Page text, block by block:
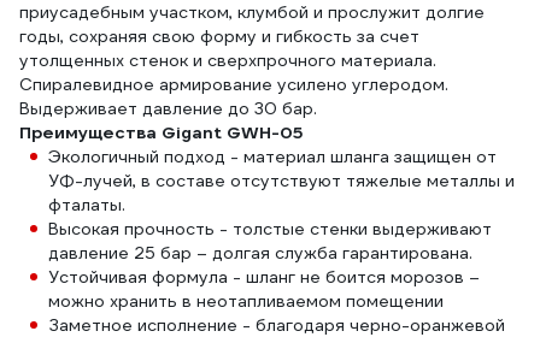
приусадебным участком, клумбой и прослужит долгие
годы, сохраняя свою форму и гибкость за счет
утолщенных стенок и сверхпрочного материала.
Спиралевидное армирование усилено углеродом.
Выдерживает давление до 30 бар.
Преимущества Gigant GWH-05
Экологичный подход - материал шланга защищен от
УФ-лучей, в составе отсутствуют тяжелые металлы и
фталаты.
Высокая прочность - толстые стенки выдерживают
давление 25 бар – долгая служба гарантирована.
Устойчивая формула - шланг не боится морозов –
можно хранить в неотапливаемом помещении
Заметное исполнение - благодаря черно-оранжевой